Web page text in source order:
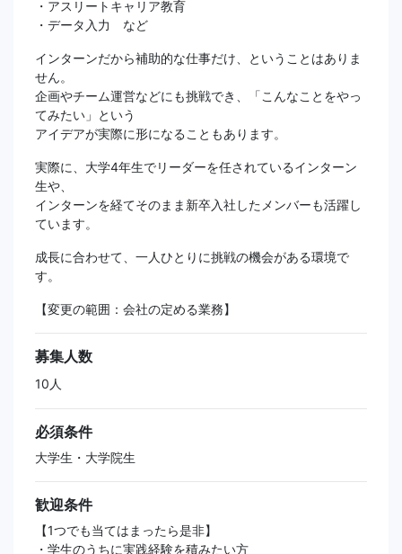
・アスリートキャリア教育
・データ入力 など
インターンだから補助的な仕事だけ、ということはありま
せん。
企画やチーム運営などにも挑戦でき、「こんなことをやっ
てみたい」という
アイデアが実際に形になることもあります。
実際に、大学4年生でリーダーを任されているインターン
生や、
インターンを経てそのまま新卒入社したメンバーも活躍し
ています。
成長に合わせて、一人ひとりに挑戦の機会がある環境で
す。
【変更の範囲：会社の定める業務】
募集人数
10人
必須条件
大学生・大学院生
歓迎条件
【1つでも当てはまったら是非】
・学生のうちに実践経験を積みたい方